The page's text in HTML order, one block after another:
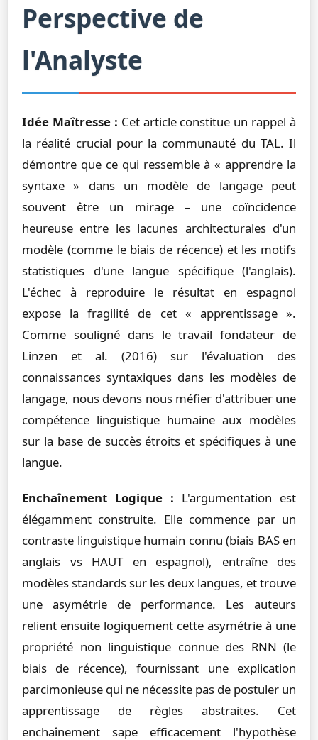
Perspective de
l'Analyste
Idée Maîtresse : Cet article constitue un rappel à
la réalité crucial pour la communauté du TAL. Il
démontre que ce qui ressemble à « apprendre la
syntaxe » dans un modèle de langage peut
souvent être un mirage – une coïncidence
heureuse entre les lacunes architecturales d'un
modèle (comme le biais de récence) et les motifs
statistiques d'une langue spécifique (l'anglais).
L'échec à reproduire le résultat en espagnol
expose la fragilité de cet « apprentissage ».
Comme souligné dans le travail fondateur de
Linzen et al. (2016) sur l'évaluation des
connaissances syntaxiques dans les modèles de
langage, nous devons nous méfier d'attribuer une
compétence linguistique humaine aux modèles
sur la base de succès étroits et spécifiques à une
langue.
Enchaînement Logique : L'argumentation est
élégamment construite. Elle commence par un
contraste linguistique humain connu (biais BAS en
anglais vs HAUT en espagnol), entraîne des
modèles standards sur les deux langues, et trouve
une asymétrie de performance. Les auteurs
relient ensuite logiquement cette asymétrie à une
propriété non linguistique connue des RNN (le
biais de récence), fournissant une explication
parcimonieuse qui ne nécessite pas de postuler un
apprentissage de règles abstraites. Cet
enchaînement sape efficacement l'hypothèse